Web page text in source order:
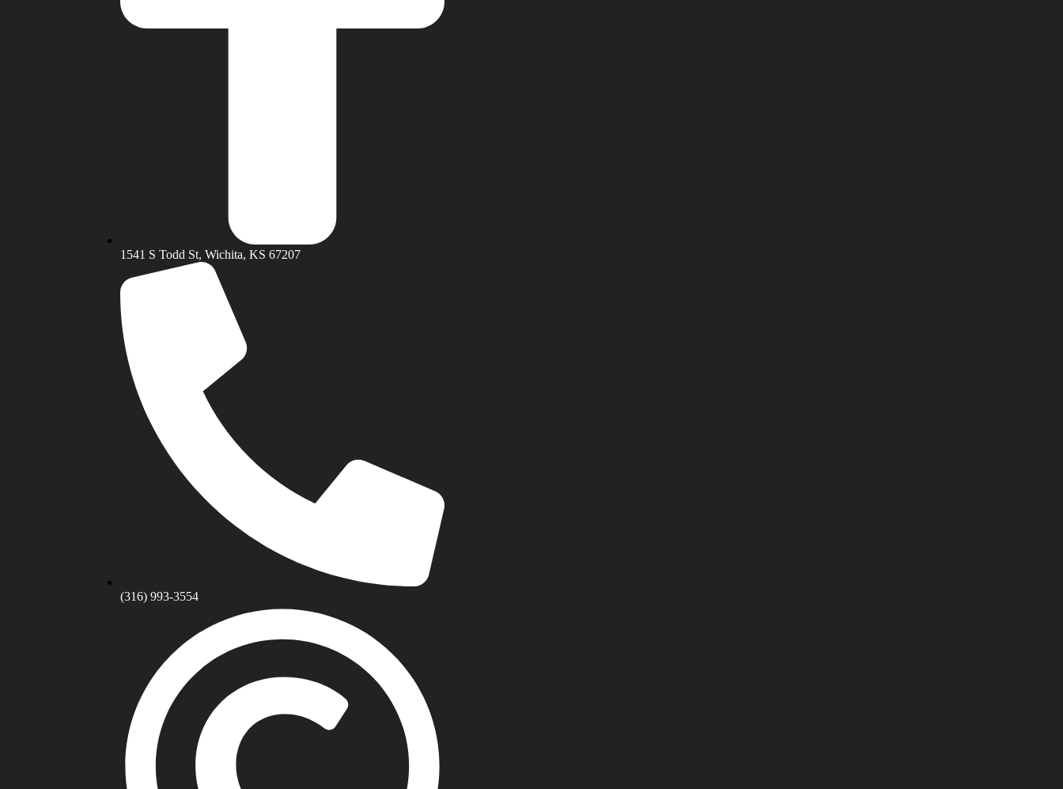
1541 S Todd St, Wichita, KS 67207
(316) 993-3554